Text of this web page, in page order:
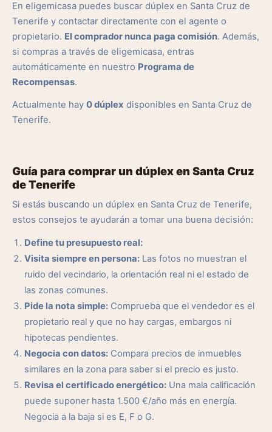
En eligemicasa puedes buscar dúplex en Santa Cruz de
Tenerife y contactar directamente con el agente o
propietario. El comprador nunca paga comisión. Además,
si compras a través de eligemicasa, entras
automáticamente en nuestro Programa de
Recompensas.
Actualmente hay 0 dúplex disponibles en Santa Cruz de
Tenerife.
Guía para comprar un dúplex en Santa Cruz
de Tenerife
Si estás buscando un dúplex en Santa Cruz de Tenerife,
estos consejos te ayudarán a tomar una buena decisión:
Define tu presupuesto real:
Visita siempre en persona: Las fotos no muestran el
ruido del vecindario, la orientación real ni el estado de
las zonas comunes.
Pide la nota simple: Comprueba que el vendedor es el
propietario real y que no hay cargas, embargos ni
hipotecas pendientes.
Negocia con datos: Compara precios de inmuebles
similares en la zona para saber si el precio es justo.
Revisa el certificado energético: Una mala calificación
puede suponer hasta 1.500 €/año más en energía.
Negocia a la baja si es E, F o G.